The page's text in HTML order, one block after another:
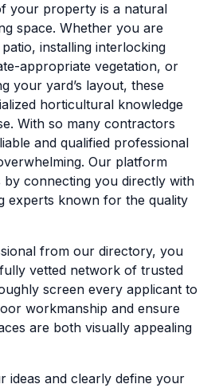
your property is a natural
space. Whether you are
installing interlocking
appropriate vegetation, or
your yard’s layout, these
horticultural knowledge
With so many contractors
and qualified professional
Our platform
by connecting you directly with
experts known for the quality
from our directory, you
vetted network of trusted
screen every applicant to
workmanship and ensure
are both visually appealing
ideas and clearly define your